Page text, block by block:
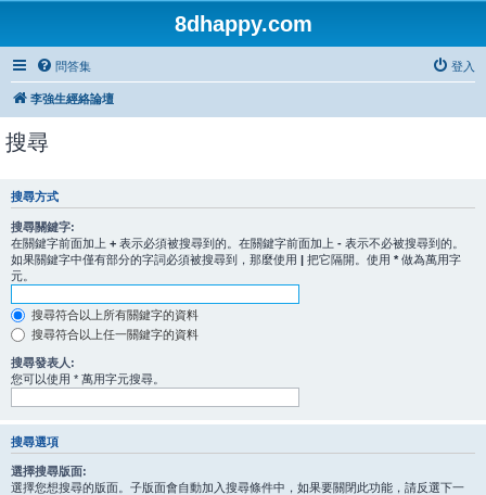
8dhappy.com
問答集 登入
李強生經絡論壇
搜尋
搜尋方式
搜尋關鍵字:
在關鍵字前面加上 + 表示必須被搜尋到的。在關鍵字前面加上 - 表示不必被搜尋到的。
如果關鍵字中僅有部分的字詞必須被搜尋到，那麼使用 | 把它隔開。使用 * 做為萬用字
元。
搜尋符合以上所有關鍵字的資料
搜尋符合以上任一關鍵字的資料
搜尋發表人:
您可以使用 * 萬用字元搜尋。
搜尋選項
選擇搜尋版面:
選擇您想搜尋的版面。子版面會自動加入搜尋條件中，如果要關閉此功能，請反選下一